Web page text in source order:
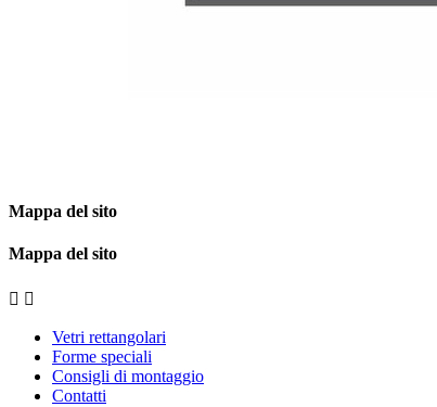
Mappa del sito
Mappa del sito
 
Vetri rettangolari
Forme speciali
Consigli di montaggio
Contatti